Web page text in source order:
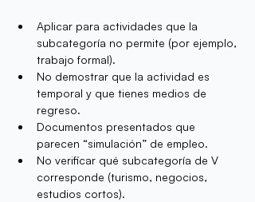
Aplicar para actividades que la
subcategoría no permite (por ejemplo,
trabajo formal).
No demostrar que la actividad es
temporal y que tienes medios de
regreso.
Documentos presentados que
parecen “simulación” de empleo.
No verificar qué subcategoría de V
corresponde (turismo, negocios,
estudios cortos).